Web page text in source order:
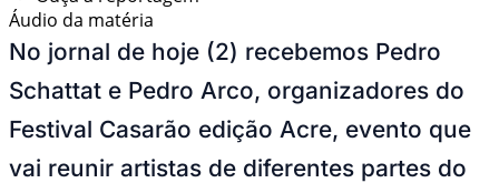
Áudio da matéria
No jornal de hoje (2) recebemos Pedro
Schattat e Pedro Arco, organizadores do
Festival Casarão edição Acre, evento que
vai reunir artistas de diferentes partes do